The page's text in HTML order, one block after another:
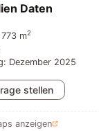
Daten
m2
Dezember 2025
stellen
anzeigen